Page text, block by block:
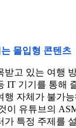
는 몰입형 콘텐츠
받고 있는 여행
IT 기기를 통해
행 자체가 불가
이 유튜브의
가 특정 주제를